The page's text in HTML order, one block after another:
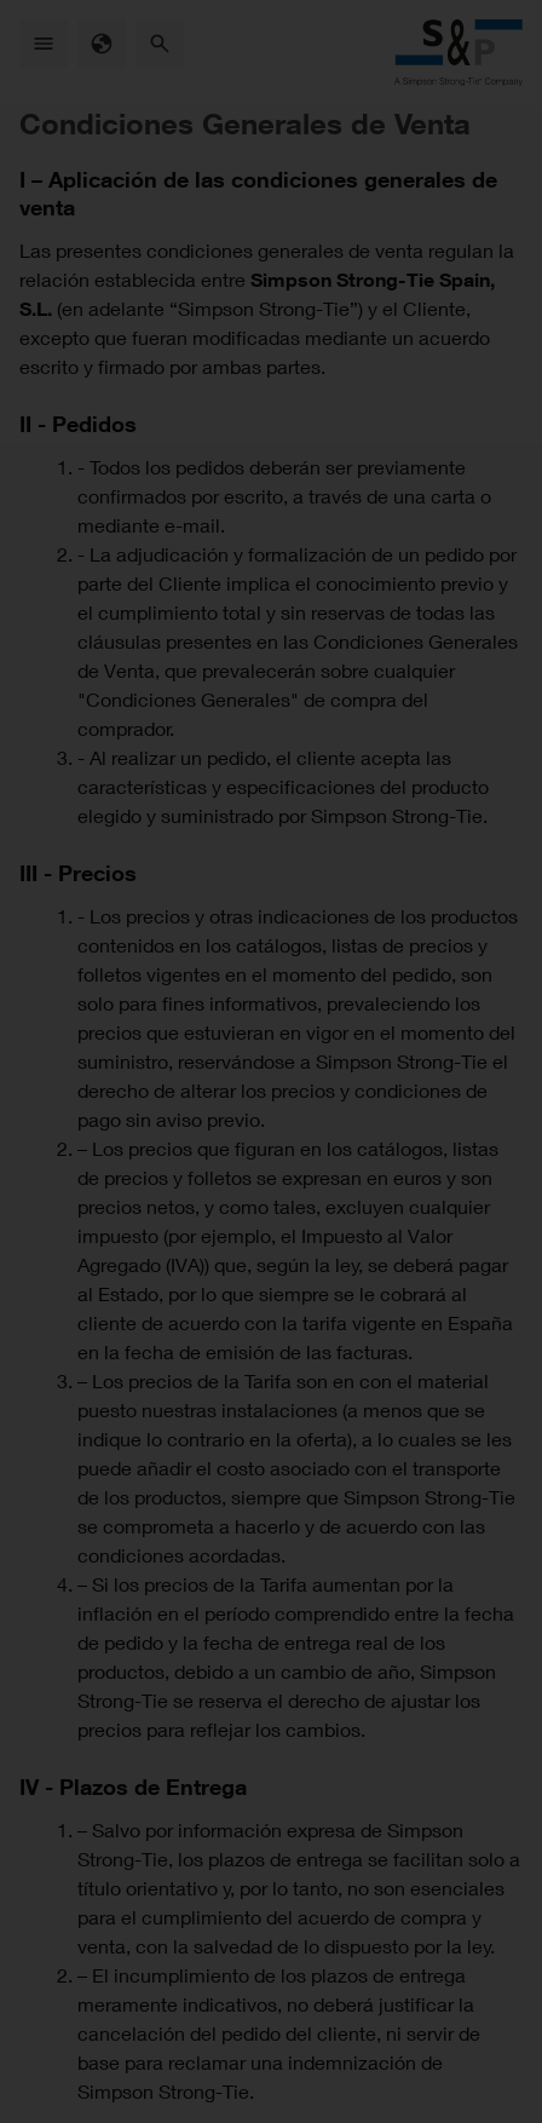
Condiciones Generales de Venta
I – Aplicación de las condiciones generales de
venta
Las presentes condiciones generales de venta regulan la
relación establecida entre Simpson Strong-Tie Spain,
S.L. (en adelante “Simpson Strong-Tie”) y el Cliente,
excepto que fueran modificadas mediante un acuerdo
escrito y firmado por ambas partes.
II - Pedidos
- Todos los pedidos deberán ser previamente
confirmados por escrito, a través de una carta o
mediante e-mail.
- La adjudicación y formalización de un pedido por
parte del Cliente implica el conocimiento previo y
el cumplimiento total y sin reservas de todas las
cláusulas presentes en las Condiciones Generales
de Venta, que prevalecerán sobre cualquier
"Condiciones Generales" de compra del
comprador.
- Al realizar un pedido, el cliente acepta las
características y especificaciones del producto
elegido y suministrado por Simpson Strong-Tie.
III - Precios
- Los precios y otras indicaciones de los productos
contenidos en los catálogos, listas de precios y
folletos vigentes en el momento del pedido, son
solo para fines informativos, prevaleciendo los
precios que estuvieran en vigor en el momento del
suministro, reservándose a Simpson Strong-Tie el
derecho de alterar los precios y condiciones de
pago sin aviso previo.
– Los precios que figuran en los catálogos, listas
de precios y folletos se expresan en euros y son
precios netos, y como tales, excluyen cualquier
impuesto (por ejemplo, el Impuesto al Valor
Agregado (IVA)) que, según la ley, se deberá pagar
al Estado, por lo que siempre se le cobrará al
cliente de acuerdo con la tarifa vigente en España
en la fecha de emisión de las facturas.
– Los precios de la Tarifa son en con el material
puesto nuestras instalaciones (a menos que se
indique lo contrario en la oferta), a lo cuales se les
puede añadir el costo asociado con el transporte
de los productos, siempre que Simpson Strong-Tie
se comprometa a hacerlo y de acuerdo con las
condiciones acordadas.
– Si los precios de la Tarifa aumentan por la
inflación en el período comprendido entre la fecha
de pedido y la fecha de entrega real de los
productos, debido a un cambio de año, Simpson
Strong-Tie se reserva el derecho de ajustar los
precios para reflejar los cambios.
IV - Plazos de Entrega
– Salvo por información expresa de Simpson
Strong-Tie, los plazos de entrega se facilitan solo a
título orientativo y, por lo tanto, no son esenciales
para el cumplimiento del acuerdo de compra y
venta, con la salvedad de lo dispuesto por la ley.
– El incumplimiento de los plazos de entrega
meramente indicativos, no deberá justificar la
cancelación del pedido del cliente, ni servir de
base para reclamar una indemnización de
Simpson Strong-Tie.